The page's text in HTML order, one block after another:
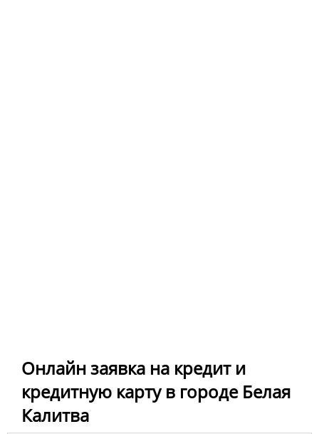
Онлайн заявка на кредит и
кредитную карту в городе Белая
Калитва